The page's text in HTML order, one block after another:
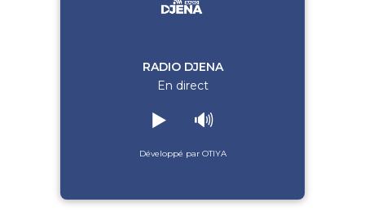
RADIO DJENA
En direct
▶️ 🔊
Développé par OTIYA